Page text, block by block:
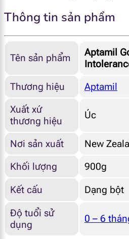
Thông tin sản phẩm
Tên sản phẩm
Aptamil
Thương hiệu
Aptamil
Xuất xứ
thương hiệu
Úc
Nơi sản xuất
New
Khối lượng
900g
Kết cấu
Dạng bột
Độ tuổi sử
dụng
0 – 6